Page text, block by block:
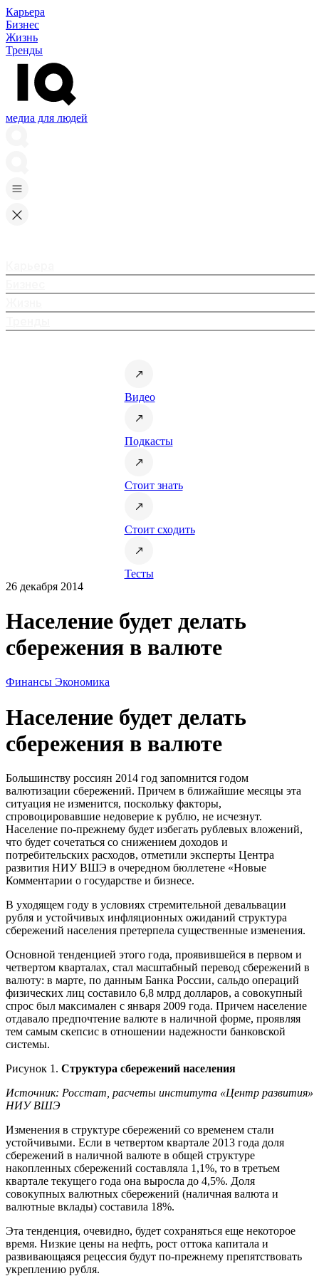
Карьера
Бизнес
Жизнь
Тренды
медиа для людей
Видео
Подкасты
Стоит знать
Стоит сходить
Тесты
26 декабря 2014
Население будет делать
сбережения в валюте
Финансы Экономика
Население будет делать
сбережения в валюте
Большинству россиян 2014 год запомнится годом
валютизации сбережений. Причем в ближайшие месяцы эта
ситуация не изменится, поскольку факторы,
спровоцировавшие недоверие к рублю, не исчезнут.
Население по-прежнему будет избегать рублевых вложений,
что будет сочетаться со снижением доходов и
потребительских расходов, отметили эксперты Центра
развития НИУ ВШЭ в очередном бюллетене «Новые
Комментарии о государстве и бизнесе.
В уходящем году в условиях стремительной девальвации
рубля и устойчивых инфляционных ожиданий структура
сбережений населения претерпела существенные изменения.
Основной тенденцией этого года, проявившейся в первом и
четвертом кварталах, стал масштабный перевод сбережений в
валюту: в марте, по данным Банка России, сальдо операций
физических лиц составило 6,8 млрд долларов, а совокупный
спрос был максимален с января 2009 года. Причем население
отдавало предпочтение валюте в наличной форме, проявляя
тем самым скепсис в отношении надежности банковской
системы.
Рисунок 1. Структура сбережений населения
Источник: Росстат, расчеты института «Центр развития»
НИУ ВШЭ
Изменения в структуре сбережений со временем стали
устойчивыми. Если в четвертом квартале 2013 года доля
сбережений в наличной валюте в общей структуре
накопленных сбережений составляла 1,1%, то в третьем
квартале текущего года она выросла до 4,5%. Доля
совокупных валютных сбережений (наличная валюта и
валютные вклады) составила 18%.
Эта тенденция, очевидно, будет сохраняться еще некоторое
время. Низкие цены на нефть, рост оттока капитала и
развивающаяся рецессия будут по-прежнему препятствовать
укреплению рубля.